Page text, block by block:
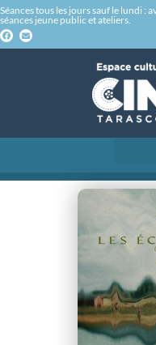
Séances tous les jours sauf le lundi :
séances jeune public et ateliers.